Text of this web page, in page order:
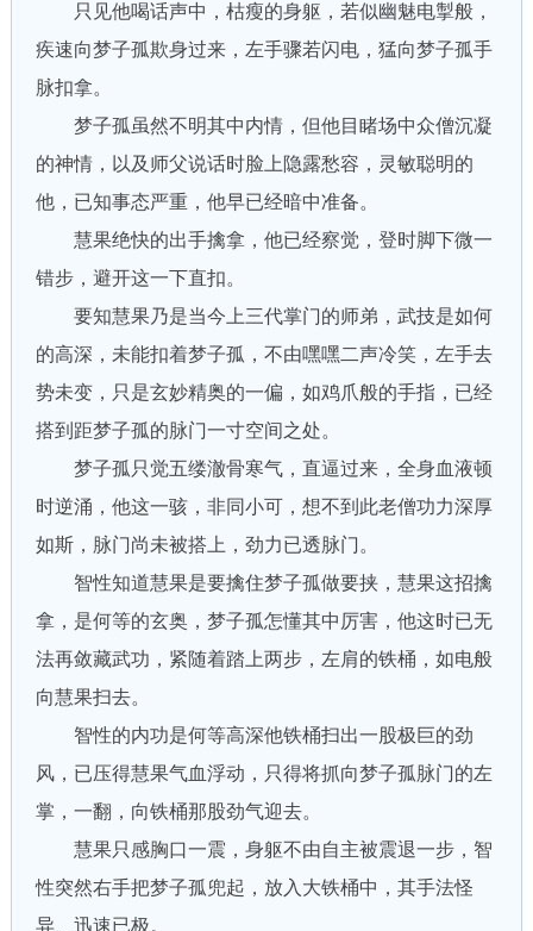
只见他喝话声中，枯瘦的身躯，若似幽魅电掣般，
疾速向梦子孤欺身过来，左手骤若闪电，猛向梦子孤手
脉扣拿。
梦子孤虽然不明其中内情，但他目睹场中众僧沉凝
的神情，以及师父说话时脸上隐露愁容，灵敏聪明的
他，已知事态严重，他早已经暗中准备。
慧果绝快的出手擒拿，他已经察觉，登时脚下微一
错步，避开这一下直扣。
要知慧果乃是当今上三代掌门的师弟，武技是如何
的高深，未能扣着梦子孤，不由嘿嘿二声冷笑，左手去
势未变，只是玄妙精奥的一偏，如鸡爪般的手指，已经
搭到距梦子孤的脉门一寸空间之处。
梦子孤只觉五缕澈骨寒气，直逼过来，全身血液顿
时逆涌，他这一骇，非同小可，想不到此老僧功力深厚
如斯，脉门尚未被搭上，劲力已透脉门。
智性知道慧果是要擒住梦子孤做要挟，慧果这招擒
拿，是何等的玄奥，梦子孤怎懂其中厉害，他这时已无
法再敛藏武功，紧随着踏上两步，左肩的铁桶，如电般
向慧果扫去。
智性的内功是何等高深他铁桶扫出一股极巨的劲
风，已压得慧果气血浮动，只得将抓向梦子孤脉门的左
掌，一翻，向铁桶那股劲气迎去。
慧果只感胸口一震，身躯不由自主被震退一步，智
性突然右手把梦子孤兜起，放入大铁桶中，其手法怪
异、迅速已极。